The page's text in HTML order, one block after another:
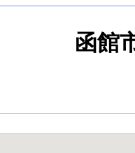
函館